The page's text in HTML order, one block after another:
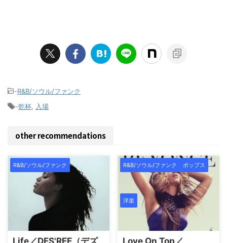
-R&B/ソウル/ファンク
-乾杯 入場
other recommendations
R&B/ソウル/ファンク R&B/ソウル/ファンク ポップス
洋楽